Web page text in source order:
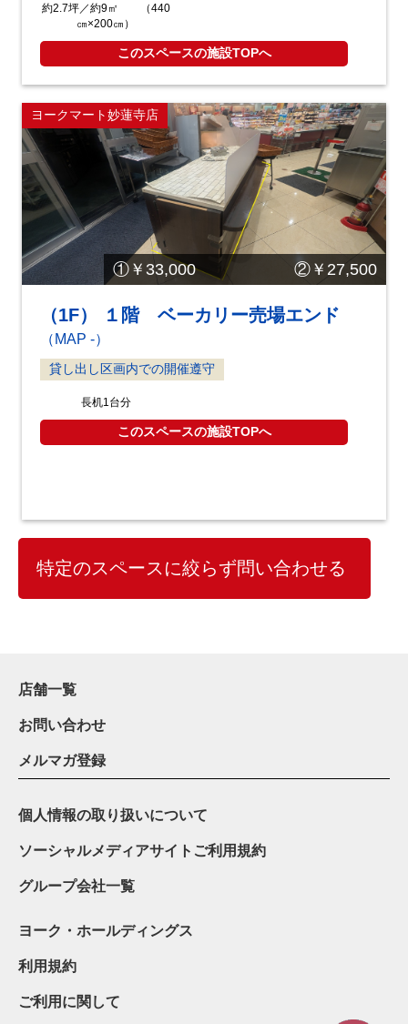
約2.7坪／約9㎡ （440
㎝×200㎝）
このスペースの施設TOPへ
ヨークマート妙蓮寺店
①￥33,000 ②￥27,500
（1F） １階 ベーカリー売場エンド
（MAP -）
貸し出し区画内での開催遵守
長机1台分
このスペースの施設TOPへ
特定のスペースに絞らず問い合わせる
店舗一覧
お問い合わせ
メルマガ登録
個人情報の取り扱いについて
ソーシャルメディアサイトご利用規約
グループ会社一覧
ヨーク・ホールディングス
利用規約
ご利用に関して